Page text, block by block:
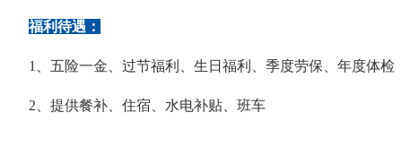
福利待遇：
1、五险一金、过节福利、生日福利、季度劳保、年度体检
2、提供餐补、住宿、水电补贴、班车